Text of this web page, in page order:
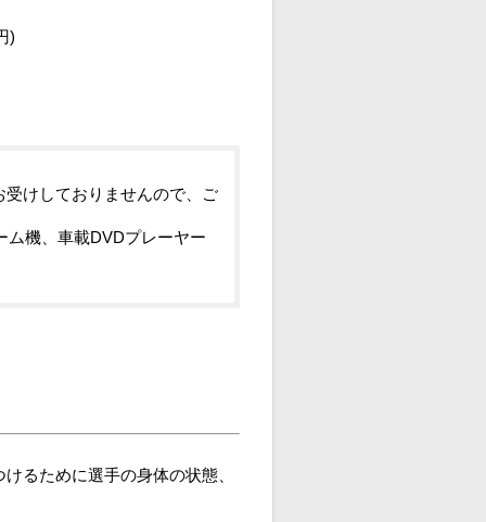
)
けしておりませんので、ご
ム機、車載DVDプレーヤー
るために選手の身体の状態、